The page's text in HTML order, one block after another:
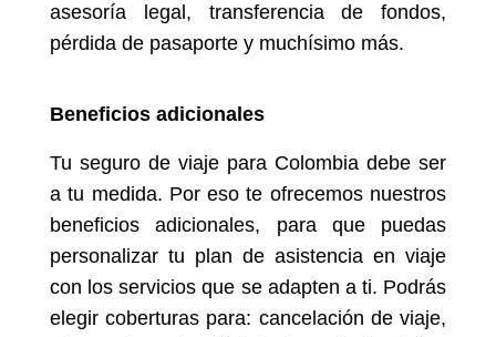
asesoría legal, transferencia de fondos,
pérdida de pasaporte y muchísimo más.
Beneficios adicionales
Tu seguro de viaje para Colombia debe ser
a tu medida. Por eso te ofrecemos nuestros
beneficios adicionales, para que puedas
personalizar tu plan de asistencia en viaje
con los servicios que se adapten a ti. Podrás
elegir coberturas para: cancelación de viaje,